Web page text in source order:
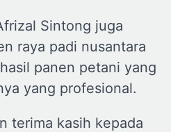
Sintong juga
raya padi nusantara
panen petani yang
yang profesional.
terima kasih kepada